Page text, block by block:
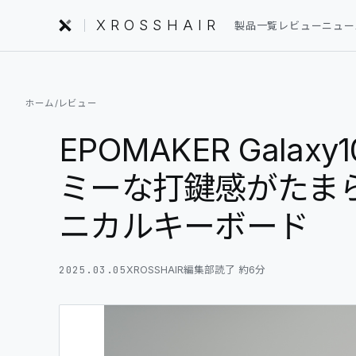
XROSSHAIR 製品一覧 レビューニュ
編集部レビュー
セットアップ
ホーム/レビュー
EPOMAKER
ミーな打鍵感がた
ニカルキーボード
2025.03.05XROSSHAIR編集部読了 約6分